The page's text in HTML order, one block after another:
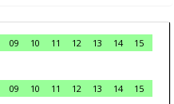
09 10 11 12 13 14
15
09 10 11 12 13 14
15